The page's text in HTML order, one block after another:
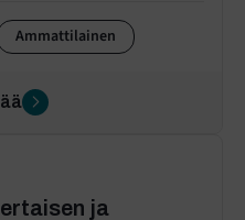
Ammattilainen
ja